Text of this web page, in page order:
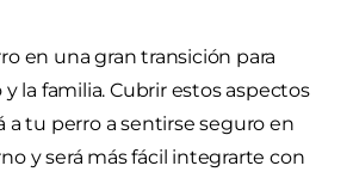
en una gran transición para
la familia. Cubrir estos aspectos
a tu perro a sentirse seguro en
y será más fácil integrarte con